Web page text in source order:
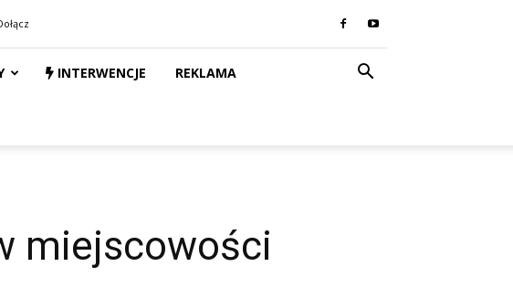
INTERWENCJE REKLAMA
miejscowości